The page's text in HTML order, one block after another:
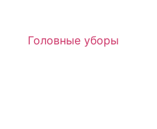
Головные уборы